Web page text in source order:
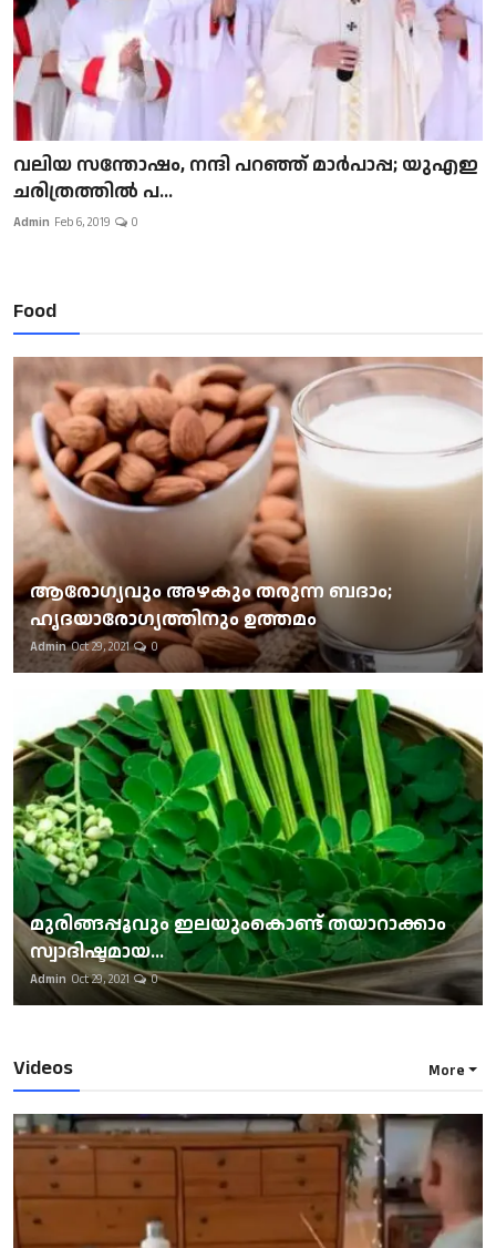
വലിയ സന്തോഷം, നന്ദി പറഞ്ഞ് മാർപാപ്പ; യുഎഇ
ചരിത്രത്തിൽ പ...
Admin Feb 6, 2019 0
Food
ആരോഗ്യവും അഴകും തരുന്ന ബദാം;
ഹൃദയാരോഗ്യത്തിനും ഉത്തമം
Admin Oct 29, 2021 0
മുരിങ്ങപ്പൂവും ഇലയുംകൊണ്ട് തയാറാക്കാം
സ്വാദിഷ്ടമായ...
Admin Oct 29, 2021 0
Videos More